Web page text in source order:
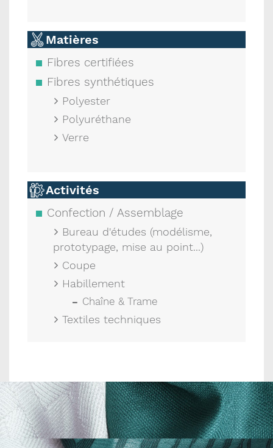
Matières
Fibres certifiées
Fibres synthétiques
Polyester
Polyuréthane
Verre
Activités
Confection / Assemblage
Bureau d'études (modélisme,
prototypage, mise au point...)
Coupe
Habillement
Chaîne & Trame
Textiles techniques